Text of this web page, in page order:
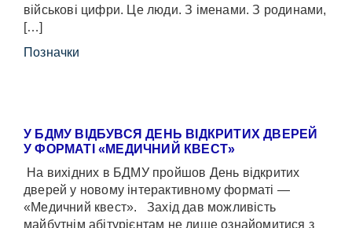
військові цифри. Це люди. З іменами. З родинами,
[…]
Позначки
У БДМУ ВІДБУВСЯ ДЕНЬ ВІДКРИТИХ ДВЕРЕЙ
У ФОРМАТІ «МЕДИЧНИЙ КВЕСТ»
На вихідних в БДМУ пройшов День відкритих
дверей у новому інтерактивному форматі —
«Медичний квест». Захід дав можливість
майбутнім абітурієнтам не лише ознайомитися з